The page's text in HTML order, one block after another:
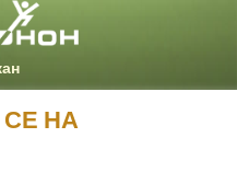
Macedonian
НА